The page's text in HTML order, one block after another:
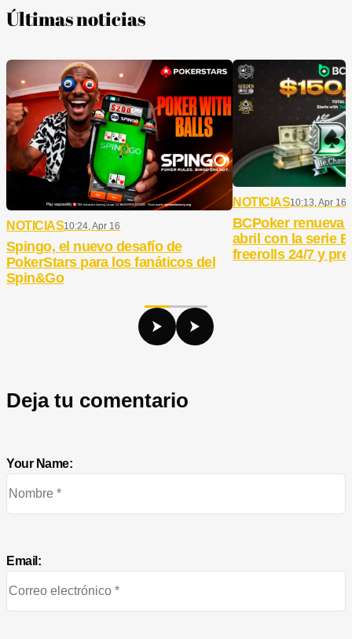
Últimas noticias
NOTICIAS10:24, Apr 16
Spingo, el nuevo desafío de
PokerStars para los fanáticos del
Spin&Go
NOTICIAS10:13, Apr 16
BCPoker renueva
abril con la serie
freerolls 24/7 y
Deja tu comentario
Your Name:
Email: